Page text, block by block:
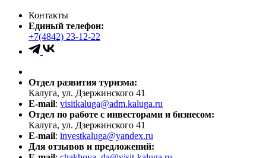
Контакты
Единый телефон:
+7(4842) 23-12-22
Отдел развития туризма:
Калуга, ул. Дзержинского 41
E-mail: visitkaluga@adm.kaluga.ru
Отдел по работе с инвесторами и бизнесом:
Калуга, ул. Дзержинского 41
E-mail: investkaluga@yandex.ru
Для отзывов и предложений: